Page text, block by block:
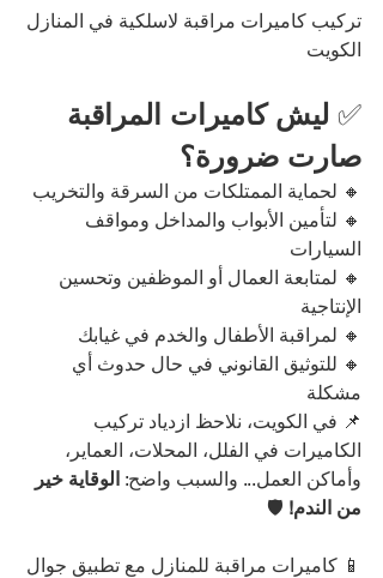
تركيب كاميرات مراقبة لاسلكية في المنازل
الكويت
✅ ليش كاميرات المراقبة
صارت ضرورة؟
🔸 لحماية الممتلكات من السرقة والتخريب
🔸 لتأمين الأبواب والمداخل ومواقف
السيارات
🔸 لمتابعة العمال أو الموظفين وتحسين
الإنتاجية
🔸 لمراقبة الأطفال والخدم في غيابك
🔸 للتوثيق القانوني في حال حدوث أي
مشكلة
📌 في الكويت، نلاحظ ازدياد تركيب
الكاميرات في الفلل، المحلات، العماير،
وأماكن العمل... والسبب واضح: الوقاية خير
من الندم! 🛡️
📱 كاميرات مراقبة للمنازل مع تطبيق جوال